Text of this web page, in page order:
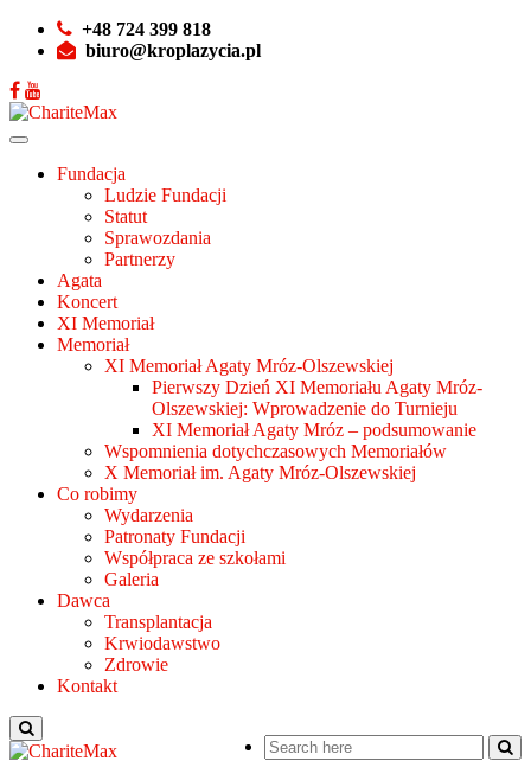
+48 724 399 818
biuro@kroplazycia.pl
Fundacja
Ludzie Fundacji
Statut
Sprawozdania
Partnerzy
Agata
Koncert
XI Memoriał
Memoriał
XI Memoriał Agaty Mróz-Olszewskiej
Pierwszy Dzień XI Memoriału Agaty Mróz-
Olszewskiej: Wprowadzenie do Turnieju
XI Memoriał Agaty Mróz – podsumowanie
Wspomnienia dotychczasowych Memoriałów
X Memoriał im. Agaty Mróz-Olszewskiej
Co robimy
Wydarzenia
Patronaty Fundacji
Współpraca ze szkołami
Galeria
Dawca
Transplantacja
Krwiodawstwo
Zdrowie
Kontakt